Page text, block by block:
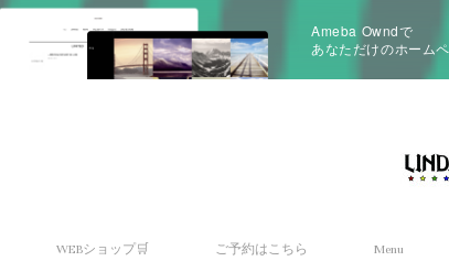
Ameba Owndで
あなただけのホーム
WEBショップ🛒 ご予約はこちら Menu